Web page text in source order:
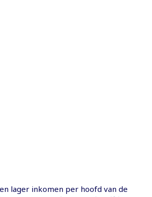
lager inkomen per hoofd van de